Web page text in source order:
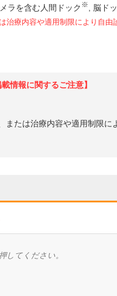
ラを含む人間ドック ※ 脳ド
療内容や適用制限により自由
載情報に関するご注意】
または治療内容や適用制限に